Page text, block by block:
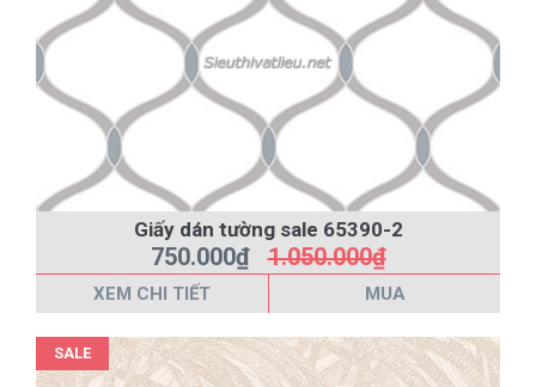
Giấy dán tường sale 65390-2
750.000₫1.050.000₫
XEM CHI TIẾT MUA
SALE